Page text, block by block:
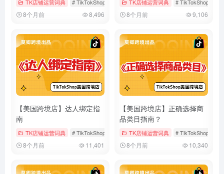
TK店铺运营词典 # TikTokShop # 假期模式 # 店铺运营
8个月前 8,496
TK店铺运营词典 # TikTokShop
8个月前 9,106
【美国跨境店】达人绑定指
南
TK店铺运营词典 # TikTokShop # 官方达人账号 # 渠道经营账号
8个月前 11,401
【美国跨境店】正确选择商
品类目指南？
TK店铺运营词典 # TikTokShop
8个月前 10,340